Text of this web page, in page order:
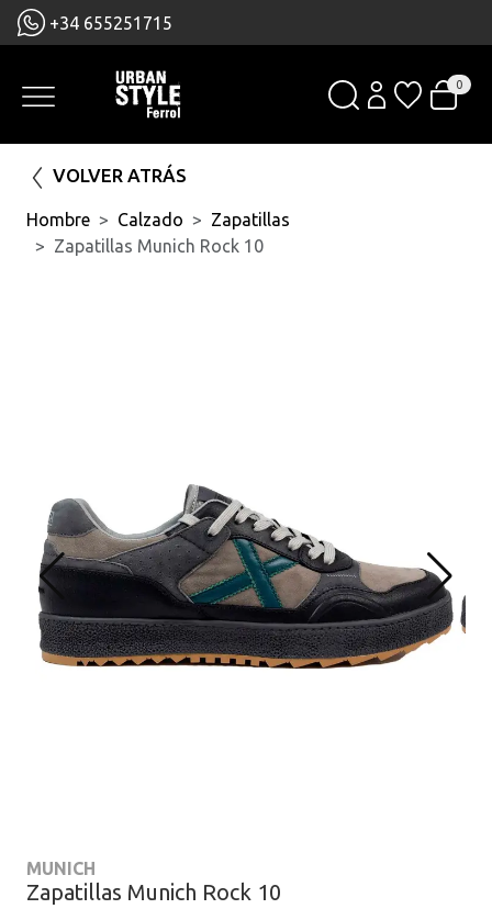
+34 655251715
0
VOLVER ATRÁS
Hombre Calzado
Zapatillas
Zapatillas Munich Rock 10
MUNICH
Zapatillas Munich Rock 10